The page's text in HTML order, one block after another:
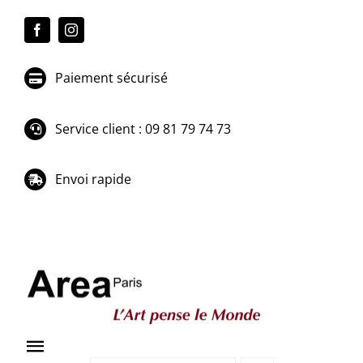
Paiement sécurisé
Service client : 09 81 79 74 73
Envoi rapide